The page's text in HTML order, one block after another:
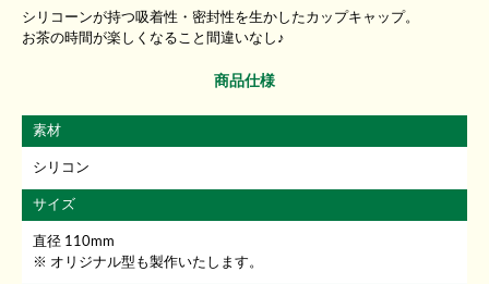
シリコーンが持つ吸着性・密封性を生かしたカップキャップ。
お茶の時間が楽しくなること間違いなし♪
商品仕様
素材
シリコン
サイズ
直径 110mm
オリジナル型も製作いたします。